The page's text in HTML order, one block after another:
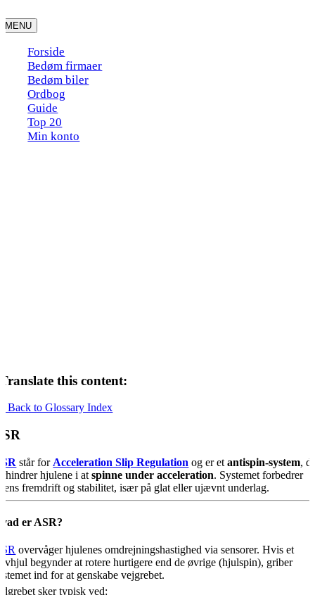
to
content
MENU
Forside
Bedøm firmaer
Bedøm biler
Ordbog
Guide
Top 20
Min konto
Translate this content:
« Back to Glossary Index
står for Acceleration Slip Regulation og er etantispin-system,
hjulene i atspinne under acceleration. Systemet forbedrer
fremdrift og stabilitet, især på glat eller ujævnt underlag.
er ASR?
overvåger hjulenes omdrejningshastighed via sensorer. Hvis et
begynder at rotere hurtigere end de øvrige (hjulspin), griber
ind for at genskabe vejgrebet.
sker typisk ved: